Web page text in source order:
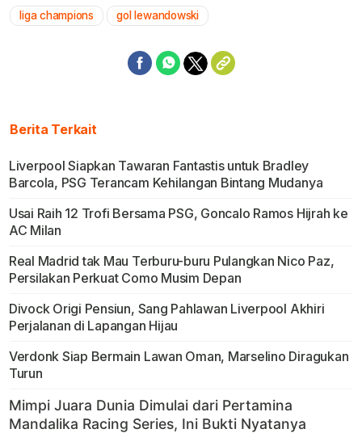
liga champions gol lewandowski
Berita Terkait
Liverpool Siapkan Tawaran Fantastis untuk Bradley
Barcola, PSG Terancam Kehilangan Bintang Mudanya
Usai Raih 12 Trofi Bersama PSG, Goncalo Ramos Hijrah ke
AC Milan
Real Madrid tak Mau Terburu-buru Pulangkan Nico Paz,
Persilakan Perkuat Como Musim Depan
Divock Origi Pensiun, Sang Pahlawan Liverpool Akhiri
Perjalanan di Lapangan Hijau
Verdonk Siap Bermain Lawan Oman, Marselino Diragukan
Turun